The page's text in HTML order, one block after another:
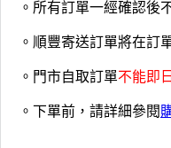
。所有訂單一經確認後
。順豐寄送訂單將在訂
。門市自取訂單不能即
。下單前，請詳細參閱